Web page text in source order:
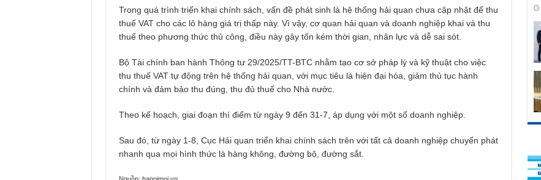
Trong quá trình triển khai chính sách, vấn đề phát sinh là hệ thống hải quan chưa cập nhật để thu
thuế VAT cho các lô hàng giá trị thấp này. Vì vậy, cơ quan hải quan và doanh nghiệp khai và thu
thuế theo phương thức thủ công, điều này gây tốn kém thời gian, nhân lực và dễ sai sót.
Bộ Tài chính ban hành Thông tư 29/2025/TT-BTC nhằm tạo cơ sở pháp lý và kỹ thuật cho việc
thu thuế VAT tự động trên hệ thống hải quan, với mục tiêu là hiện đại hóa, giảm thủ tục hành
chính và đảm bảo thu đúng, thu đủ thuế cho Nhà nước.
Theo kế hoạch, giai đoạn thí điểm từ ngày 9 đến 31-7, áp dụng với một số doanh nghiệp.
Sau đó, từ ngày 1-8, Cục Hải quan triển khai chính sách trên với tất cả doanh nghiệp chuyển phát
nhanh qua mọi hình thức là hàng không, đường bộ, đường sắt.